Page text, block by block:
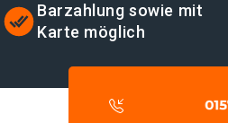
Barzahlung sowie mit
Karte möglich